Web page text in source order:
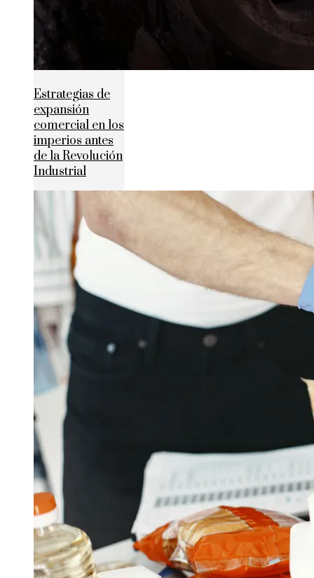
Estrategias de
expansión
comercial en los
imperios antes
de la Revolución
Industrial